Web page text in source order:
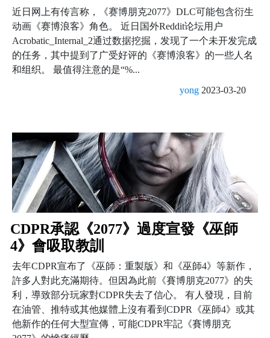
近日网上有传言称，《赛博朋克2077》DLC可能包含衍生
动画《赛博浪客》角色。 近日国外Reddit论坛用户
Acrobatic_Internal_2通过数据挖掘，发现了一个未开发完成
的任务，其中提到了广受好评的《赛博浪客》的一些人名
和组织。 最值得注意的是“%...
yong 2023-03-20
CDPR承認《2077》過度宣發《巫師
4》會吸取教訓
去年CDPR宣布了《巫師：重製版》和《巫師4》等新作，
許多人對此充滿期待。但因為此前《賽博朋克2077》的失
利，導致部分玩家對CDPR失去了信心。 有人發現，目前
在油管、推特或其他媒體上沒有看到CDPR《巫師4》或其
他新作的任何大型宣傳，可能CDPR牢記《賽博朋克